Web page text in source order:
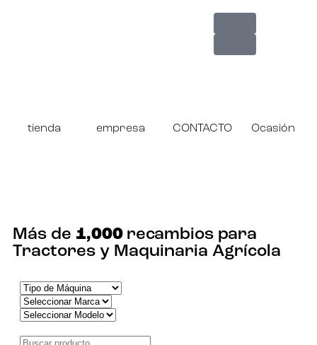
tienda empresa CONTACTO Ocasión
Más de 1,000 recambios para
Tractores y Maquinaria Agrícola